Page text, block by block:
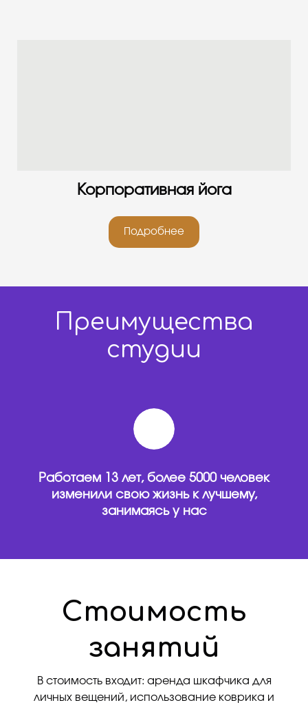
Корпоративная йога
Подробнее
Преимущества
студии
Работаем 13 лет, более 5000 человек
изменили свою жизнь к лучшему,
занимаясь у нас
Стоимость
занятий
В стоимость входит: аренда шкафчика для
личных вещений, использование коврика и